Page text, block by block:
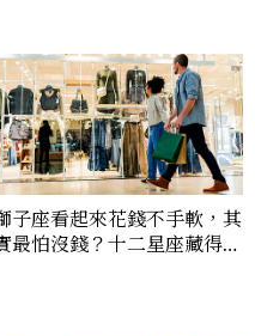
語言。認為好的內容不僅是
是溫柔的行動——在每一段訪
裡，留下值得反覆回味的
子座看起來花錢不手軟，其
最怕沒錢？十二星座藏得最